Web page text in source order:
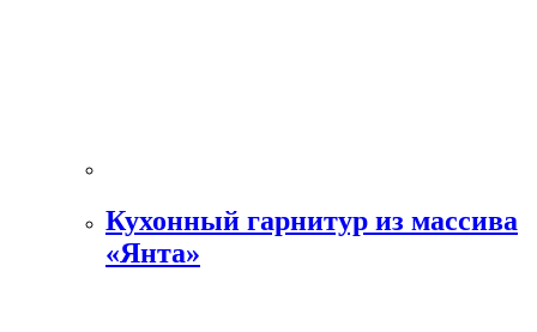
Кухонный гарнитур из массива
«Янта»